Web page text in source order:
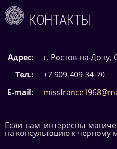
КОНТАКТЫ
Адрес:
г. Ростов-на-Дону,
Тел.:
+7 909-409-34-70
E-mail:
Если вам интересны
на консультацию к черному